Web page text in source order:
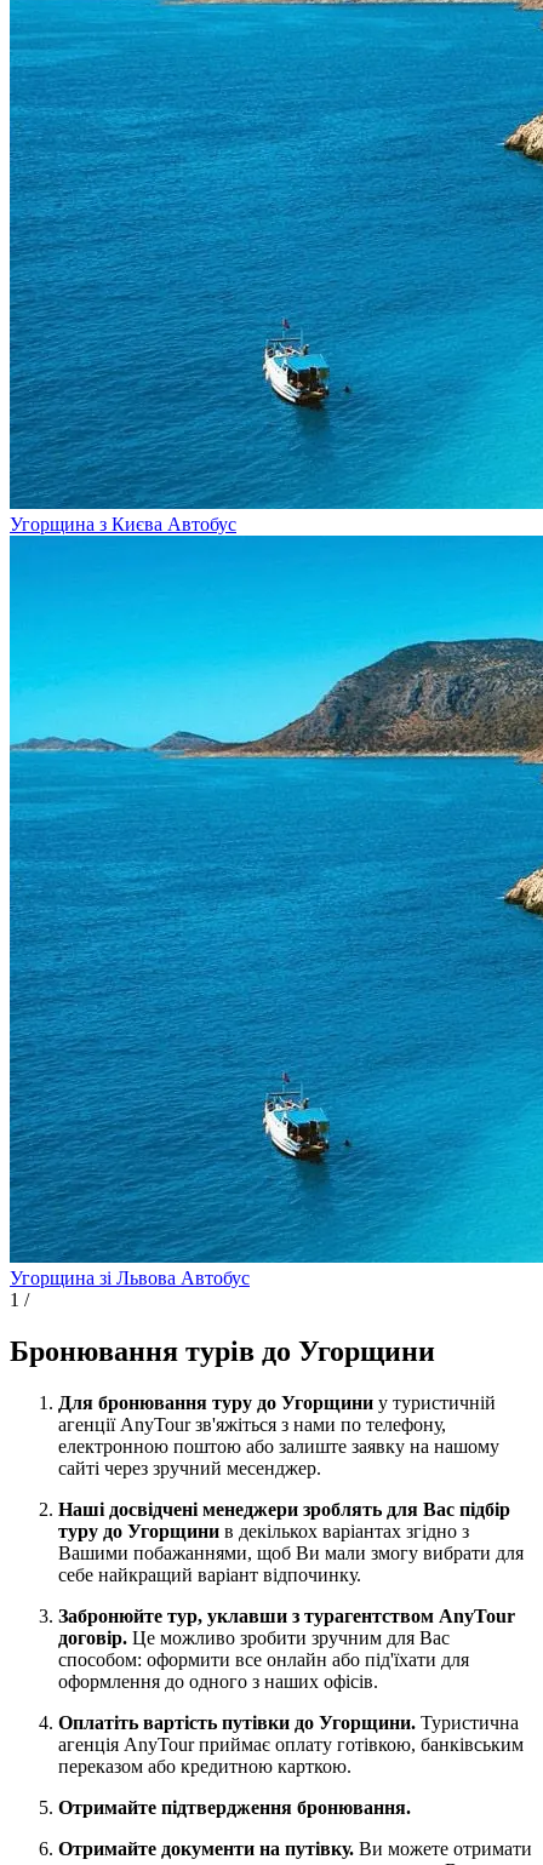
Угорщина з Києва Автобус
Угорщина зі Львова Автобус
1 /
Бронювання турів до Угорщини
Для бронювання туру до Угорщини у туристичній
агенції AnyTour зв'яжіться з нами по телефону,
електронною поштою або залиште заявку на нашому
сайті через зручний месенджер.
Наші досвідчені менеджери зроблять для Вас підбір
туру до Угорщини в декількох варіантах згідно з
Вашими побажаннями, щоб Ви мали змогу вибрати для
себе найкращий варіант відпочинку.
Забронюйте тур, уклавши з турагентством AnyTour
договір. Це можливо зробити зручним для Вас
способом: оформити все онлайн або під'їхати для
оформлення до одного з наших офісів.
Оплатіть вартість путівки до Угорщини. Туристична
агенція AnyTour приймає оплату готівкою, банківським
переказом або кредитною карткою.
Отримайте підтвердження бронювання.
Отримайте документи на путівку. Ви можете отримати